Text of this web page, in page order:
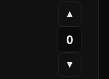
▲
0
▼